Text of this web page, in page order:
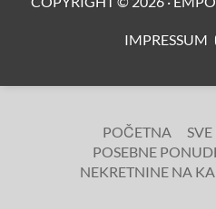
IMPRESSUM
POČETNA
POSEBNE
NEKRETNINE NA